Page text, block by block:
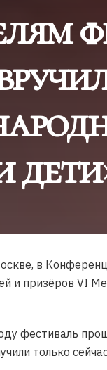
в
и призёров VI
фестиваль
только